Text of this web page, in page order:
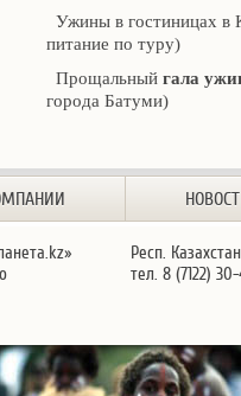
Ужины в гостиницах в
питание по туру)
Прощальный гала
города Батуми)
Респ.
тел. 8 (7122)